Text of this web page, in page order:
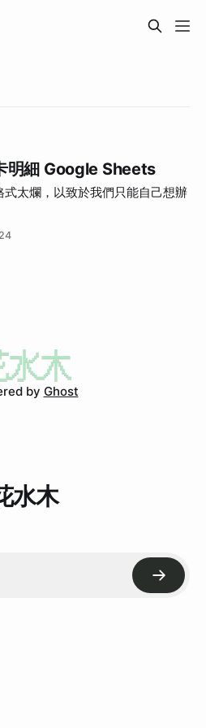
明細 Google Sheets
太爛，以致於我們只能自己想辦
by Ghost
水木